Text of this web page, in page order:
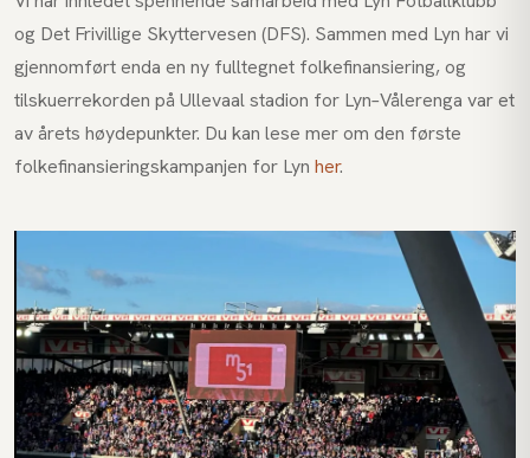
og Det Frivillige Skyttervesen (DFS). Sammen med Lyn har vi
gjennomført enda en ny fulltegnet folkefinansiering, og
tilskuerrekorden på Ullevaal stadion for Lyn–Vålerenga var et
av årets høydepunkter. Du kan lese mer om den første
folkefinansieringskampanjen for Lyn her.